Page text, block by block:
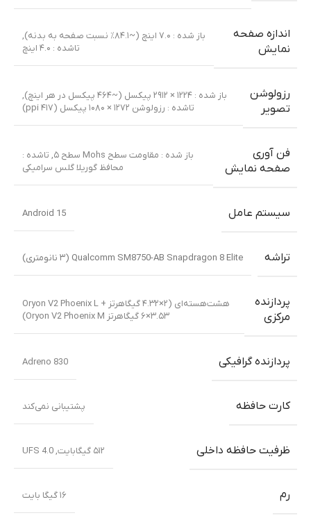
اندازه صفحه
نمایش
باز شده : ۷.۰ اینچ (~۸۴.۱٪ نسبت صفحه به بدنه)
,
تاشده : ۴.۰ اینچ
رزولوشن
تصویر
باز شده : ۱۲۲۴ × ۲۹۱۲ پیکسل (~۴۶۴ پیکسل در هر اینچ)
,
تاشده : رزولوشن ۱۲۷۲ × ۱۰۸۰ پیکسل (۴۱۷ ppi)
فن آوری
صفحه نمایش
باز شده : مقاومت سطح Mohs سطح ۵ , تاشده :
محافظ گوریلا گلس سرامیکی
سیستم عامل Android 15
تراشه Qualcomm SM8750-AB Snapdragon 8 Elite (۳ نانومتری)
پردازنده
مرکزی
هشت‌هسته‌ای (۲×۴.۳۲ گیگاهرتز Oryon V2 Phoenix L +
۶×۳.۵۳ گیگاهرتز Oryon V2 Phoenix M)
پردازنده گرافیکی Adreno 830
کارت حافظه پشتیبانی نمی‌کند
ظرفیت حافظه داخلی ۵۱۲ گیگابایت ,
UFS 4.0
رم ۱۶ گیگا بایت